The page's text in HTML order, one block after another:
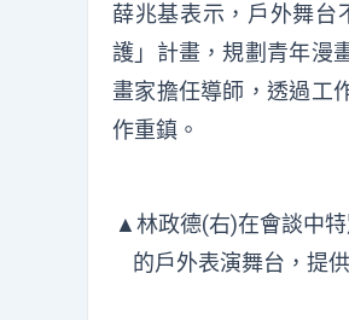
薛兆基表示，戶外舞台
護」計畫，規劃青年漫
畫家擔任導師，透過工
作重鎮。
▲林政德(右)在會談中
的戶外表演舞台，提